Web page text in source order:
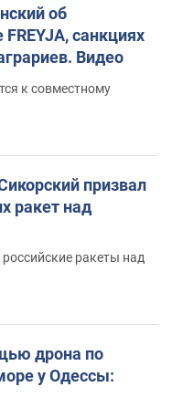
об
санкциях
Видео
к совместному
призвал
ракет над
ракеты над
дрона по
у Одессы: